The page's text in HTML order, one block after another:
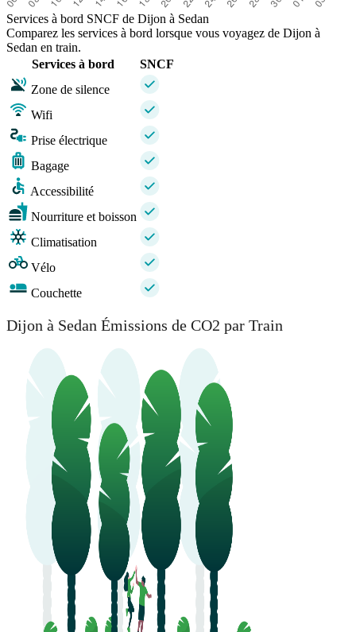
Services à bord SNCF de Dijon à Sedan
Comparez les services à bord lorsque vous voyagez de Dijon à
Sedan en train.
Services à bord
SNCF
Zone de silence
Wifi
Prise électrique
Bagage
Accessibilité
Nourriture et boisson
Climatisation
Vélo
Couchette
Dijon à Sedan Émissions de CO2 par Train